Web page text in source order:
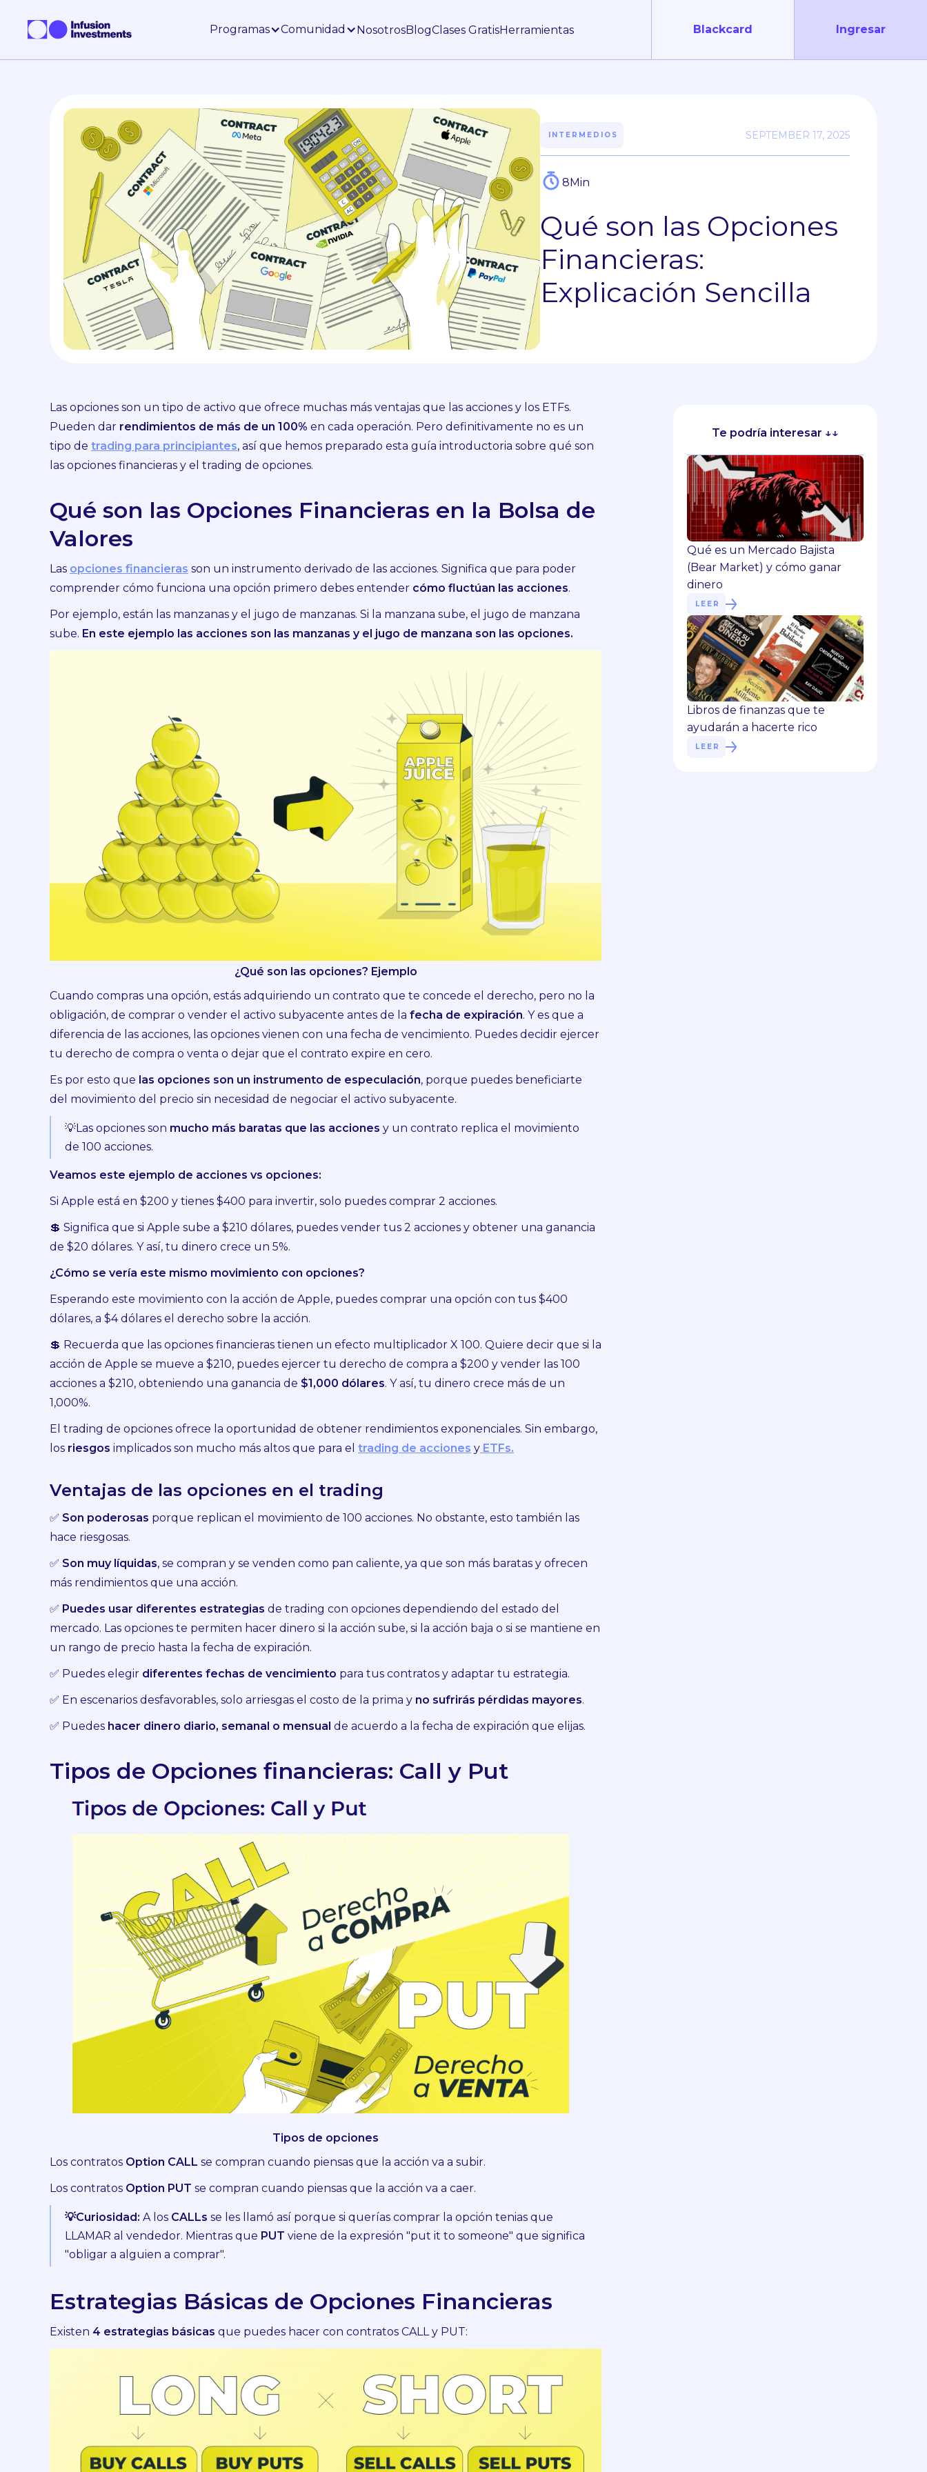
Programas Comunidad NosotrosBlogClases GratisHerramientas Blackcard Ingresar
INTERMEDIOS SEPTEMBER 17, 2025
8Min
Qué son las Opciones
Financieras:
Explicación Sencilla
Las opciones son un tipo de activo que ofrece muchas más ventajas que las acciones y los ETFs.
Pueden dar rendimientos de más de un 100% en cada operación. Pero definitivamente no es un
tipo de trading para principiantes, así que hemos preparado esta guía introductoria sobre qué son
las opciones financieras y el trading de opciones.
Qué son las Opciones Financieras en la Bolsa de
Valores
Las opciones financieras son un instrumento derivado de las acciones. Significa que para poder
comprender cómo funciona una opción primero debes entender cómo fluctúan las acciones.
Por ejemplo, están las manzanas y el jugo de manzanas. Si la manzana sube, el jugo de manzana
sube. En este ejemplo las acciones son las manzanas y el jugo de manzana son las opciones.
¿Qué son las opciones? Ejemplo
Cuando compras una opción, estás adquiriendo un contrato que te concede el derecho, pero no la
obligación, de comprar o vender el activo subyacente antes de la fecha de expiración. Y es que a
diferencia de las acciones, las opciones vienen con una fecha de vencimiento. Puedes decidir ejercer
tu derecho de compra o venta o dejar que el contrato expire en cero.
Es por esto que las opciones son un instrumento de especulación, porque puedes beneficiarte
del movimiento del precio sin necesidad de negociar el activo subyacente.
💡Las opciones son mucho más baratas que las acciones y un contrato replica el movimiento
de 100 acciones.
Veamos este ejemplo de acciones vs opciones:
Si Apple está en $200 y tienes $400 para invertir, solo puedes comprar 2 acciones.
💲 Significa que si Apple sube a $210 dólares, puedes vender tus 2 acciones y obtener una ganancia
de $20 dólares. Y así, tu dinero crece un 5%.
¿Cómo se vería este mismo movimiento con opciones?
Esperando este movimiento con la acción de Apple, puedes comprar una opción con tus $400
dólares, a $4 dólares el derecho sobre la acción.
💲 Recuerda que las opciones financieras tienen un efecto multiplicador X 100. Quiere decir que si la
acción de Apple se mueve a $210, puedes ejercer tu derecho de compra a $200 y vender las 100
acciones a $210, obteniendo una ganancia de $1,000 dólares. Y así, tu dinero crece más de un
1,000%.
El trading de opciones ofrece la oportunidad de obtener rendimientos exponenciales. Sin embargo,
los riesgos implicados son mucho más altos que para el trading de acciones y ETFs.
Ventajas de las opciones en el trading
✅ Son poderosas porque replican el movimiento de 100 acciones. No obstante, esto también las
hace riesgosas.
✅ Son muy líquidas, se compran y se venden como pan caliente, ya que son más baratas y ofrecen
más rendimientos que una acción.
✅ Puedes usar diferentes estrategias de trading con opciones dependiendo del estado del
mercado. Las opciones te permiten hacer dinero si la acción sube, si la acción baja o si se mantiene en
un rango de precio hasta la fecha de expiración.
✅ Puedes elegir diferentes fechas de vencimiento para tus contratos y adaptar tu estrategia.
✅ En escenarios desfavorables, solo arriesgas el costo de la prima y no sufrirás pérdidas mayores.
✅ Puedes hacer dinero diario, semanal o mensual de acuerdo a la fecha de expiración que elijas.
Tipos de Opciones financieras: Call y Put
Tipos de opciones
Los contratos Option CALL se compran cuando piensas que la acción va a subir.
Los contratos Option PUT se compran cuando piensas que la acción va a caer.
💡Curiosidad: A los CALLs se les llamó así porque si querías comprar la opción tenias que
LLAMAR al vendedor. Mientras que PUT viene de la expresión "put it to someone" que significa
"obligar a alguien a comprar".
Estrategias Básicas de Opciones Financieras
Existen 4 estrategias básicas que puedes hacer con contratos CALL y PUT:
Te podría interesar ↓↓
Qué es un Mercado Bajista
(Bear Market) y cómo ganar
dinero
LEER
Libros de finanzas que te
ayudarán a hacerte rico
LEER